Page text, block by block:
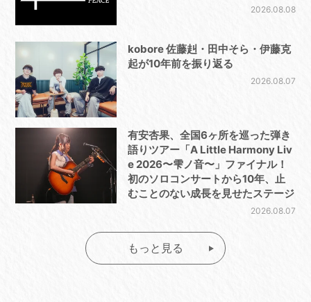
2026.08.08
kobore 佐藤赳・田中そら・伊藤克
起が10年前を振り返る
2026.08.07
有安杏果、全国6ヶ所を巡った弾き
語りツアー「A Little Harmony Liv
e 2026〜雫ノ音〜」ファイナル！
初のソロコンサートから10年、止
むことのない成長を見せたステージ
2026.08.07
もっと見る